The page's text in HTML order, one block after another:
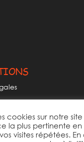
confidentialité
cookies
cookies sur notre
la plus pertinente en
visites répétées. En